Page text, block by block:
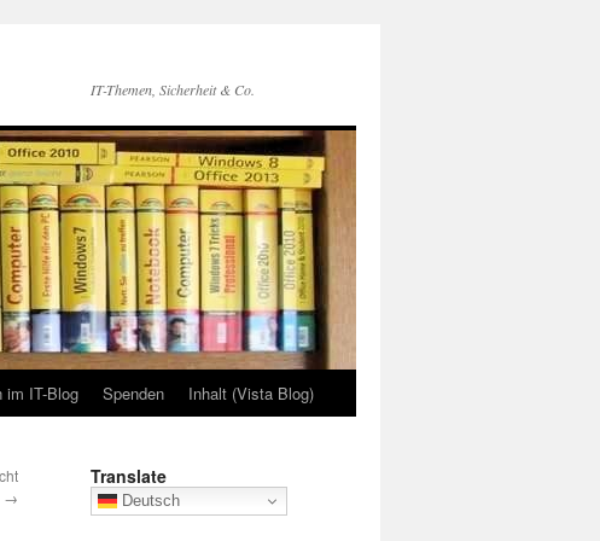
IT-Themen, Sicherheit & Co.
im IT-Blog Spenden Inhalt (Vista Blog)
→
Translate
Deutsch